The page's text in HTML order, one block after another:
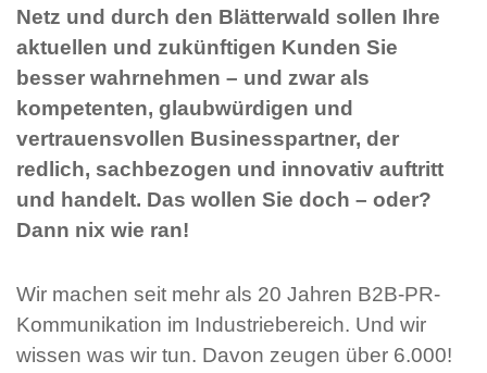
Netz und durch den Blätterwald sollen Ihre
aktuellen und zukünftigen Kunden Sie
besser wahrnehmen – und zwar als
kompetenten, glaubwürdigen und
vertrauensvollen Businesspartner, der
redlich, sachbezogen und innovativ auftritt
und handelt. Das wollen Sie doch – oder?
Dann nix wie ran!
Wir machen seit mehr als 20 Jahren B2B-PR-
Kommunikation im Industriebereich. Und wir
wissen was wir tun. Davon zeugen über 6.000!